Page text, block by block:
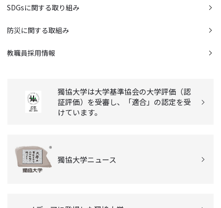
SDGsに関する取り組み
防災に関する取組み
教職員採用情報
獨協大学は大学基準協会の大学評価（認
証評価）を受審し、「適合」の認定を受
けています。
獨協大学ニュース